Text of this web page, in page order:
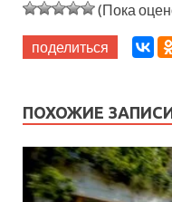
(Пока
поделиться
ПОХОЖИЕ